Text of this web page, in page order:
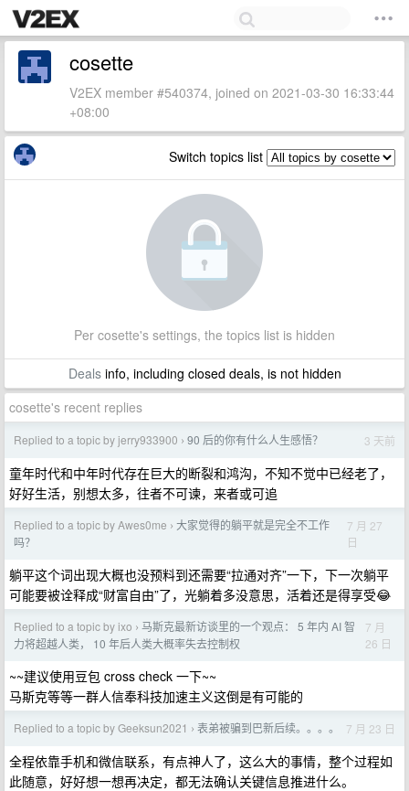
cosette
V2EX member #540374, joined on 2021-03-30 16:33:44
+08:00
Switch topics list
Per cosette's settings, the topics list is hidden
Dealsinfo, including closed deals, is not hidden
cosette's recent replies
Replied to a topic by jerry933900 › 90 后的你有什么人生感悟？ 3 天前
童年时代和中年时代存在巨大的断裂和鸿沟，不知不觉中已经老了，
好好生活，别想太多，往者不可谏，来者或可追
Replied to a topic by Awes0me › 大家觉得的躺平就是完全不工作
吗？
7 月 27
日
躺平这个词出现大概也没预料到还需要“拉通对齐”一下，下一次躺平
可能要被诠释成“财富自由”了，光躺着多没意思，活着还是得享受😂
Replied to a topic by ixo › 马斯克最新访谈里的一个观点： 5 年内 AI 智
力将超越人类， 10 年后人类大概率失去控制权
7 月
26 日
~~建议使用豆包 cross check 一下~~
马斯克等等一群人信奉科技加速主义这倒是有可能的
Replied to a topic by Geeksun2021 › 表弟被骗到巴新后续。。。。 7 月 23 日
全程依靠手机和微信联系，有点神人了，这么大的事情，整个过程如
此随意，好好想一想再决定，都无法确认关键信息推进什么。